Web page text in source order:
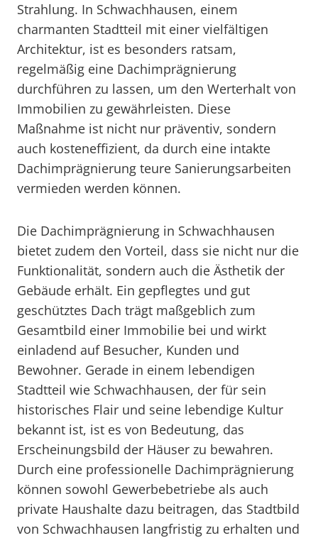
Strahlung. In Schwachhausen, einem
charmanten Stadtteil mit einer vielfältigen
Architektur, ist es besonders ratsam,
regelmäßig eine Dachimprägnierung
durchführen zu lassen, um den Werterhalt von
Immobilien zu gewährleisten. Diese
Maßnahme ist nicht nur präventiv, sondern
auch kosteneffizient, da durch eine intakte
Dachimprägnierung teure Sanierungsarbeiten
vermieden werden können.
Die Dachimprägnierung in Schwachhausen
bietet zudem den Vorteil, dass sie nicht nur die
Funktionalität, sondern auch die Ästhetik der
Gebäude erhält. Ein gepflegtes und gut
geschütztes Dach trägt maßgeblich zum
Gesamtbild einer Immobilie bei und wirkt
einladend auf Besucher, Kunden und
Bewohner. Gerade in einem lebendigen
Stadtteil wie Schwachhausen, der für sein
historisches Flair und seine lebendige Kultur
bekannt ist, ist es von Bedeutung, das
Erscheinungsbild der Häuser zu bewahren.
Durch eine professionelle Dachimprägnierung
können sowohl Gewerbebetriebe als auch
private Haushalte dazu beitragen, das Stadtbild
von Schwachhausen langfristig zu erhalten und